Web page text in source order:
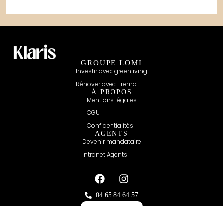
GROUPE LOMI
Investir avec greenliving
Rénover avec Trema
À PROPOS
Mentions légales
CGU
Confidentialités
AGENTS
Devenir mandataire
Intranet Agents
04 65 84 64 57